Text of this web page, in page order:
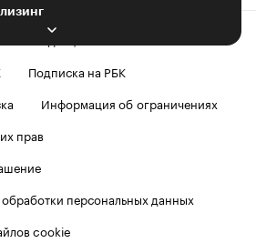
Редакция
Подписка на РБК
Информация об ограничениях
прав
персональных данных
cookie